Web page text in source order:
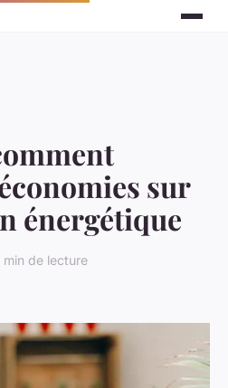
sur
énergétique
de lecture